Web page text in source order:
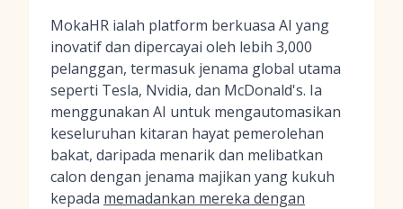
MokaHR ialah platform berkuasa AI yang
inovatif dan dipercayai oleh lebih 3,000
pelanggan, termasuk jenama global utama
seperti Tesla, Nvidia, dan McDonald's. Ia
menggunakan AI untuk mengautomasikan
keseluruhan kitaran hayat pemerolehan
bakat, daripada menarik dan melibatkan
calon dengan jenama majikan yang kukuh
kepada memadankan mereka dengan